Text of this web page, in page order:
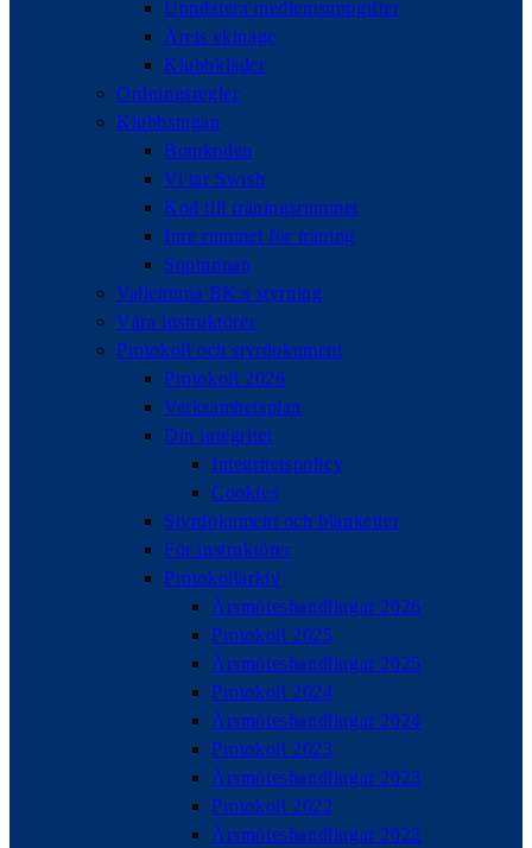
Uppdatera medlemsuppgifter
Årets ekipage
Klubbkläder
Ordningsregler
Klubbstugan
Bomkoden
Vi tar Swish
Kod till träningsrummet
Inre rummet för träning
Soptunnan
Vallentuna BK:s styrning
Våra instruktörer
Protokoll och styrdokument
Protokoll 2026
Verksamhetsplan
Din integritet
Integritetspolicy
Cookies
Styrdokument och blanketter
För instruktörer
Protokollarkiv
Årsmöteshandlingar 2026
Protokoll 2025
Årsmöteshandlingar 2025
Protokoll 2024
Årsmöteshandlingar 2024
Protokoll 2023
Årsmöteshandlingar 2023
Protokoll 2022
Årsmöteshandlingar 2022